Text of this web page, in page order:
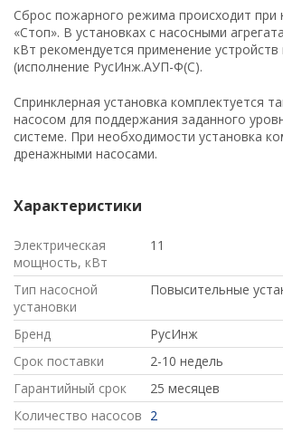
Водонагреватель для фитнесс-
Водонагреватель для гостиницы
Расчет пластинчатого
Схема подключения бойлера
с системе ГВС
Сброс пожарного режима происходит при
«Стоп». В установках с насосными
кВт рекомендуется применение устройств
(исполнение РусИнж.АУП-Ф(С).
Спринклерная установка комплектуется
насосом для поддержания заданного
системе. При необходимости установка
дренажными насосами.
Характеристики
Электрическая
мощность, кВт
11
Тип насосной
установки
Повысительные
Бренд
РусИнж
Срок поставки
2-10 недель
Гарантийный срок
25 месяцев
Количество насосов 2